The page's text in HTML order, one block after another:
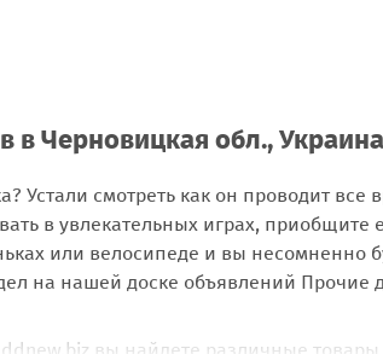
в Черновицкая обл., Украина
Устали смотреть как он проводит все
в увлекательных играх, приобщите
или велосипеде и вы несомненно
на нашей доске объявлений Прочие